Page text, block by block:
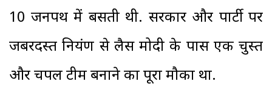
10 जनपथ में बसती थी. सरकार और पार्टी पर
जबरदस्त नियंत्रण से लैस मोदी के पास एक चुस्त
और चपल टीम बनाने का पूरा मौका था.